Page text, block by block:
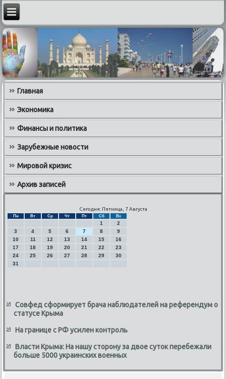
Главная
Экономика
Финансы и политика
Зарубежные новости
Мировой кризис
Архив записей
Сегодня: Пятница, 7 Августа
Пн Вт Ср Чт Пт Сб Вс
1
2
3
4 5 6 7 8
9
10
11 12 13 14 15
16
17
18 19 20 21 22
23
24
25 26 27 28 29
30
31
Совфед сформирует брача наблюдателей на референдум о
статусе Крыма
На границе с РФ усилен контроль
Власти Крыма: На нашу сторону за двое суток перебежали
больше 5000 украинских военных